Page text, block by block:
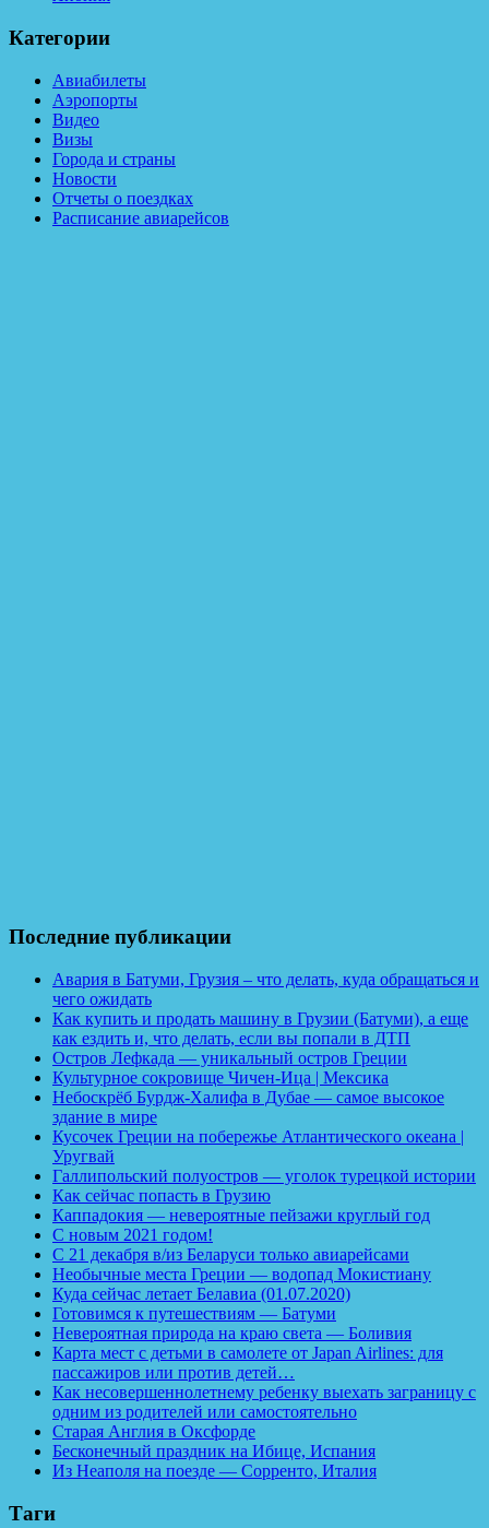
Категории
Авиабилеты
Аэропорты
Видео
Визы
Города и страны
Новости
Отчеты о поездках
Расписание авиарейсов
Последние публикации
Авария в Батуми, Грузия – что делать, куда обращаться и
чего ожидать
Как купить и продать машину в Грузии (Батуми), а еще
как ездить и, что делать, если вы попали в ДТП
Остров Лефкада — уникальный остров Греции
Культурное сокровище Чичен-Ица | Мексика
Небоскрёб Бурдж-Халифа в Дубае — самое высокое
здание в мире
Кусочек Греции на побережье Атлантического океана |
Уругвай
Галлипольский полуостров — уголок турецкой истории
Как сейчас попасть в Грузию
Каппадокия — невероятные пейзажи круглый год
С новым 2021 годом!
С 21 декабря в/из Беларуси только авиарейсами
Необычные места Греции — водопад Мокистиану
Куда сейчас летает Белавиа (01.07.2020)
Готовимся к путешествиям — Батуми
Невероятная природа на краю света — Боливия
Карта мест с детьми в самолете от Japan Airlines: для
пассажиров или против детей…
Как несовершеннолетнему ребенку выехать заграницу с
одним из родителей или самостоятельно
Старая Англия в Оксфорде
Бесконечный праздник на Ибице, Испания
Из Неаполя на поезде — Сорренто, Италия
Таги